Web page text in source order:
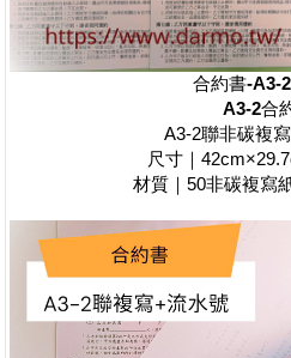
合約書-A3-2
A3-2合
A3-2聯非碳複
尺寸｜
材質｜50非碳複寫